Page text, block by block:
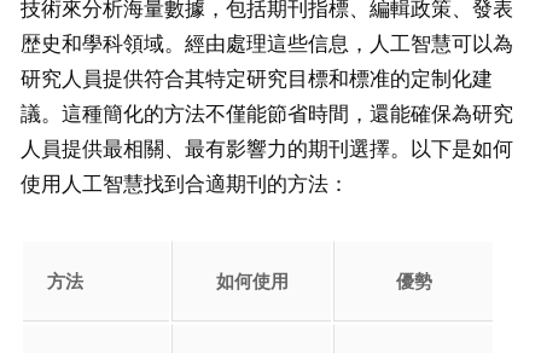
技術來分析海量數據，包括期刊指標、編輯政策、發表
歴史和學科領域。經由處理這些信息，人工智慧可以為
研究人員提供符合其特定研究目標和標准的定制化建
議。這種簡化的方法不僅能節省時間，還能確保為研究
人員提供最相關、最有影響力的期刊選擇。以下是如何
使用人工智慧找到合適期刊的方法：
方法 如何使用 優勢